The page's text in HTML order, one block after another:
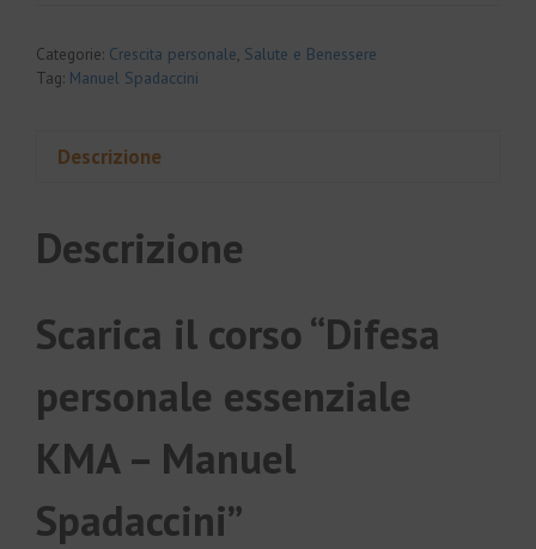
Categorie: Crescita personale, Salute e Benessere
Tag: Manuel Spadaccini
Descrizione
Descrizione
Scarica il corso “Difesa
personale essenziale
KMA – Manuel
Spadaccini”